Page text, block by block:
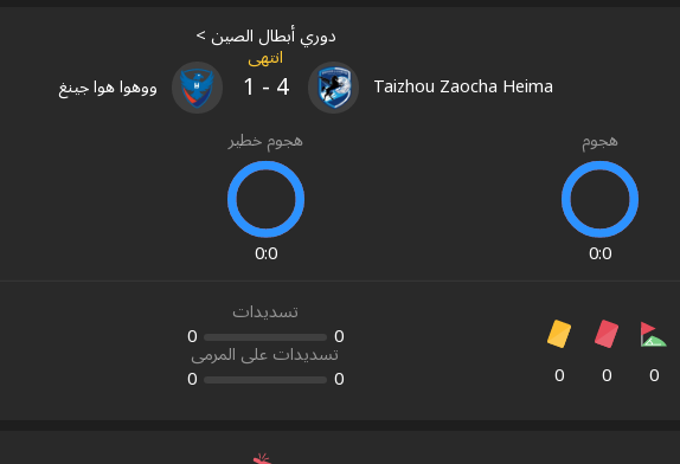
دوري أبطال الصين>
انتهى
ووهوا هوا جينغ
1 -4
Taizhou Zaocha Heima
هجوم
0:0
هجوم خطير
0:0
تسديدات
0 0تسديدات على المرمى
0 0 0 0 0